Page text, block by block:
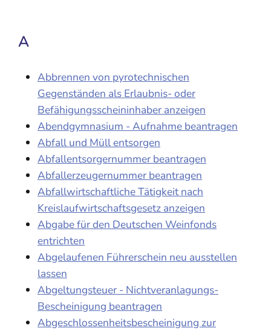
A
Abbrennen von pyrotechnischen
Gegenständen als Erlaubnis- oder
Befähigungsscheininhaber anzeigen
Abendgymnasium - Aufnahme beantragen
Abfall und Müll entsorgen
Abfallentsorgernummer beantragen
Abfallerzeugernummer beantragen
Abfallwirtschaftliche Tätigkeit nach
Kreislaufwirtschaftsgesetz anzeigen
Abgabe für den Deutschen Weinfonds
entrichten
Abgelaufenen Führerschein neu ausstellen
lassen
Abgeltungsteuer - Nichtveranlagungs-
Bescheinigung beantragen
Abgeschlossenheitsbescheinigung zur